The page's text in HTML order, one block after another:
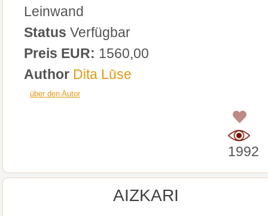
Leinwand
Status Verfügbar
Preis EUR: 1560,00
Author Dita Lūse
über den Autor
1992
AIZKARI